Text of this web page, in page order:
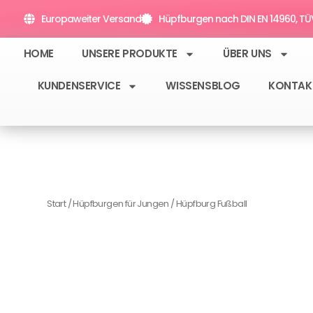
Inhalt
springen
Europaweiter Versand Hüpfburgen nach DIN EN 14960,
HOME UNSERE PRODUKTE ÜBER UNS
KUNDENSERVICE WISSENSBLOG
Start/Hüpfburgen für Jungen / Hüpfburg Fußball